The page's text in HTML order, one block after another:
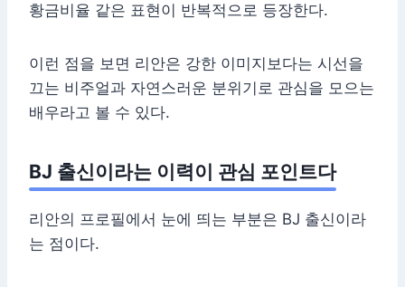
황금비율 같은 표현이 반복적으로 등장한다.
이런 점을 보면 리안은 강한 이미지보다는 시선을
끄는 비주얼과 자연스러운 분위기로 관심을 모으는
배우라고 볼 수 있다.
BJ 출신이라는 이력이 관심 포인트다
리안의 프로필에서 눈에 띄는 부분은 BJ 출신이라
는 점이다.